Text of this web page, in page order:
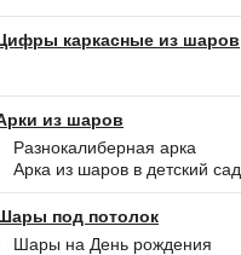
каркасные из шаров
из шаров
Разнокалиберная арка
Арка из шаров в детский сад
под потолок
Шары на День рождения